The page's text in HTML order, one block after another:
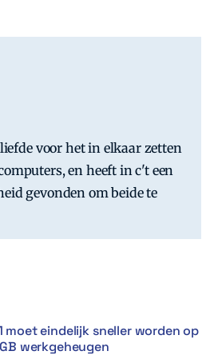
voor het in elkaar zetten
en heeft in c't een
gevonden om beide te
moet eindelijk sneller worden op
werkgeheugen